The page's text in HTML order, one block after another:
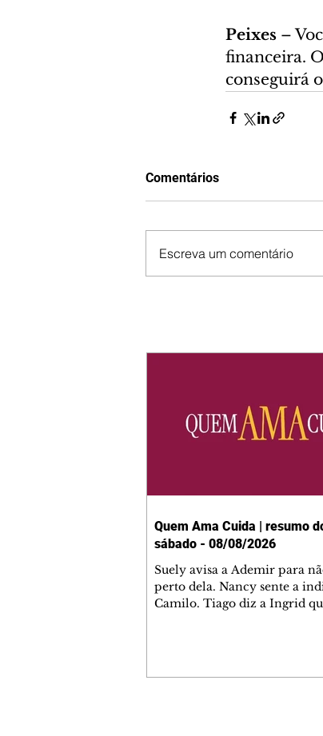
Peixes –
financeira.
conseguirá
Comentários
Escreva um comentário
Quem Ama Cuida | resumo
sábado - 08/08/2026
Suely avisa a Ademir para
perto dela. Nancy sente a
Camilo. Tiago diz a Ingrid